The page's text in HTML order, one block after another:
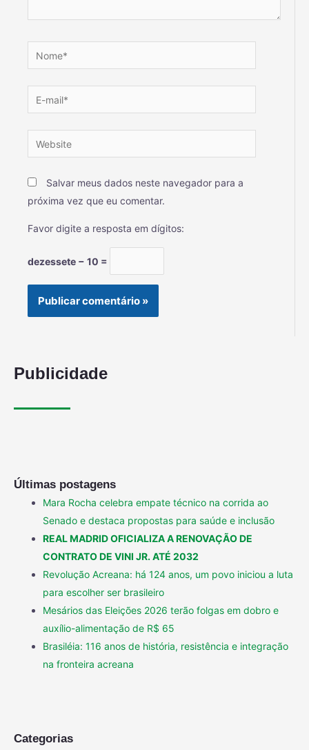
Salvar meus dados neste navegador para a
próxima vez que eu comentar.
Favor digite a resposta em dígitos:
dezessete − 10 =
Publicidade
Últimas postagens
Mara Rocha celebra empate técnico na corrida ao
Senado e destaca propostas para saúde e inclusão
REAL MADRID OFICIALIZA A RENOVAÇÃO DE
CONTRATO DE VINI JR. ATÉ 2032
Revolução Acreana: há 124 anos, um povo iniciou a luta
para escolher ser brasileiro
Mesários das Eleições 2026 terão folgas em dobro e
auxílio-alimentação de R$ 65
Brasiléia: 116 anos de história, resistência e integração
na fronteira acreana
Categorias